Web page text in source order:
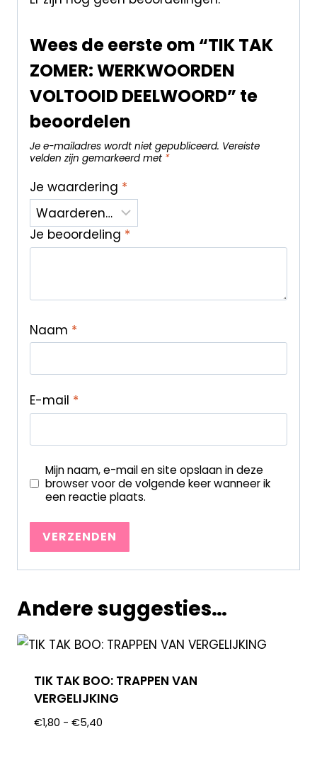
Wees de eerste om “TIK TAK
ZOMER: WERKWOORDEN
VOLTOOID DEELWOORD” te
beoordelen
Je e-mailadres wordt niet gepubliceerd. Vereiste
velden zijn gemarkeerd met *
Je waardering *
Je beoordeling *
Naam *
E-mail *
Mijn naam, e-mail en site opslaan in deze
browser voor de volgende keer wanneer ik
een reactie plaats.
Andere suggesties…
TIK TAK BOO: TRAPPEN VAN
VERGELIJKING
€1,80 - €5,40